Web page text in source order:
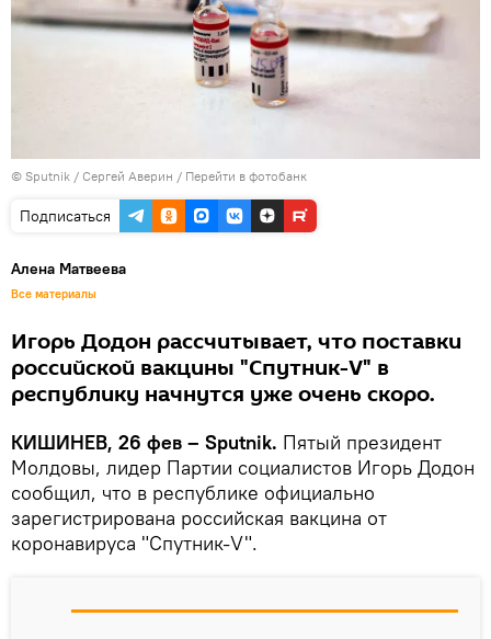
© Sputnik / Сергей Аверин / Перейти в фотобанк
Подписаться
Алена Матвеева
Все материалы
Игорь Додон рассчитывает, что поставки
российской вакцины "Спутник-V" в
республику начнутся уже очень скоро.
КИШИНЕВ, 26 фев – Sputnik. Пятый президент
Молдовы, лидер Партии социалистов Игорь Додон
сообщил, что в республике официально
зарегистрирована российская вакцина от
коронавируса "Спутник-V".